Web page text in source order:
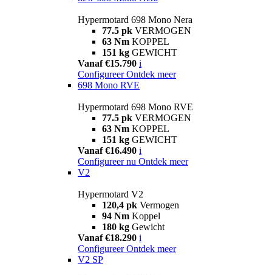
Hypermotard 698 Mono Nera
77.5 pk VERMOGEN
63 Nm KOPPEL
151 kg GEWICHT
Vanaf €15.790 i
Configureer Ontdek meer
698 Mono RVE
Hypermotard 698 Mono RVE
77.5 pk VERMOGEN
63 Nm KOPPEL
151 kg GEWICHT
Vanaf €16.490 i
Configureer nu Ontdek meer
V2
Hypermotard V2
120,4 pk Vermogen
94 Nm Koppel
180 kg Gewicht
Vanaf €18.290 i
Configureer Ontdek meer
V2 SP